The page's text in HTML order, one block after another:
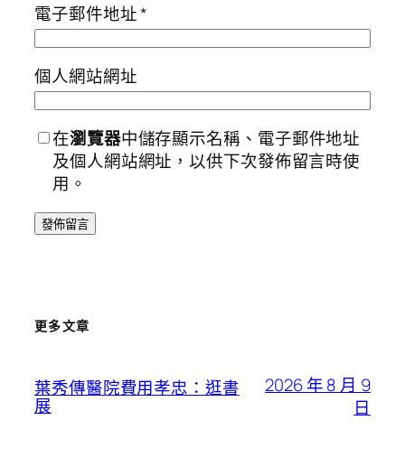
電子郵件地址*
個人網站網址
在瀏覽器中儲存顯示名稱、電子郵件地址
及個人網站網址，以供下次發佈留言時使
用。
更多文章
葉秀傳醫院費用孝忠：逛書
展
2026 年 8 月 9
日